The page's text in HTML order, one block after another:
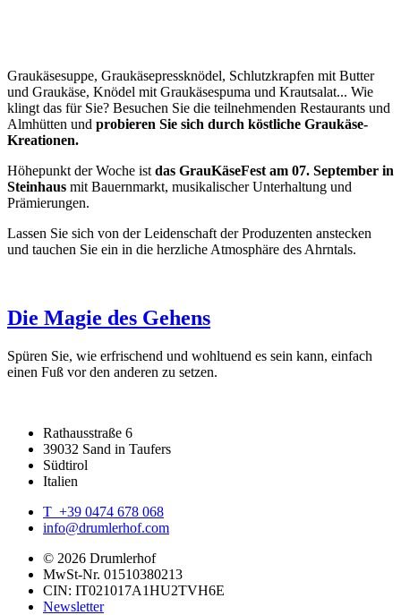
Graukäsesuppe, Graukäsepressknödel, Schlutzkrapfen mit Butter
und Graukäse, Knödel mit Graukäsespuma und Krautsalat... Wie
klingt das für Sie? Besuchen Sie die teilnehmenden Restaurants und
Almhütten und probieren Sie sich durch köstliche Graukäse-
Kreationen.
Höhepunkt der Woche ist das GrauKäseFest am 07. September in
Steinhaus mit Bauernmarkt, musikalischer Unterhaltung und
Prämierungen.
Lassen Sie sich von der Leidenschaft der Produzenten anstecken
und tauchen Sie ein in die herzliche Atmosphäre des Ahrntals.
Die Magie des Gehens
Spüren Sie, wie erfrischend und wohltuend es sein kann, einfach
einen Fuß vor den anderen zu setzen.
Rathausstraße 6
39032 Sand in Taufers
Südtirol
Italien
T +39 0474 678 068
info@drumlerhof.com
© 2026 Drumlerhof
MwSt-Nr. 01510380213
CIN: IT021017A1HU2TVH6E
Newsletter